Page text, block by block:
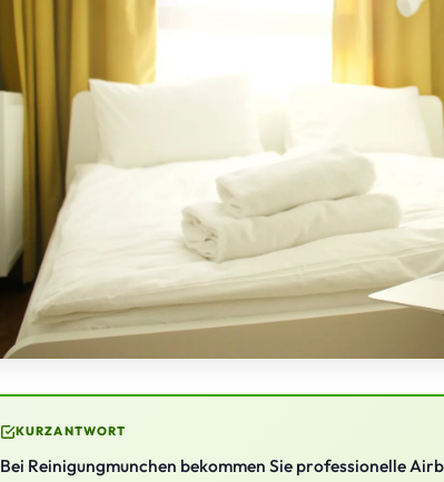
KURZANTWORT
Bei Reinigungmunchen bekommen Sie professionelle